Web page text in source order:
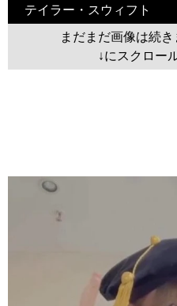
テイラー・スウィフト
まだまだ画像は続き
↓にスクロー